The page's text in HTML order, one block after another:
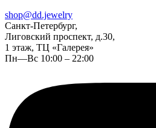
shop@dd.jewelry
Санкт-Петербург,
Лиговский проспект, д.30,
1 этаж, ТЦ «Галерея»
Пн—Вс 10:00 – 22:00